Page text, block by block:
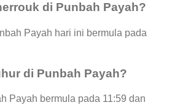
di Punbah Payah?
Payah hari ini bermula pada
di Punbah Payah?
Payah bermula pada 11:59 dan